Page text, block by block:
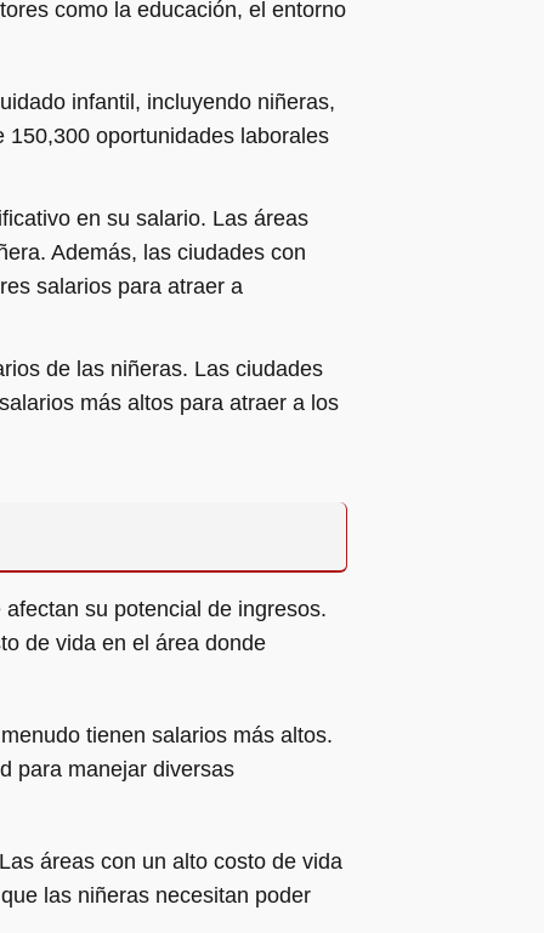
como la educación, el entorno
infantil, incluyendo niñeras,
oportunidades laborales
en su salario. Las áreas
Además, las ciudades con
salarios para atraer a
de las niñeras. Las ciudades
más altos para atraer a los
su potencial de ingresos.
de vida en el área donde
tienen salarios más altos.
para manejar diversas
áreas con un alto costo de vida
las niñeras necesitan poder